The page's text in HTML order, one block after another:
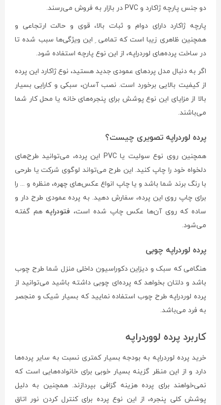
دو جنس پارچه ژاکارد و PVC در بازار به فروش می‌رسند.
پارچه ژاکارد دارای دوام و ثبات بالا، قوی و حالت ارتجاعی و
همچنین ظاهری زیبا است که تمامی ِ این ویژگی‌ها سبب شده تا
در ساخت پرده‌های لوردراپه، از این نوع پارچه استفاده شود.
اگر به دنبال مدل پردهای عمودی جدید هستید، نوع ژاکارد این پرده
از کیفیت بالایی برخورد است. نصب آسان، سبکی و کارایی بسیار
بالا از مزایای این نوع پوشش برای پنجره‌های خانه یا محل کار شما
می‌باشند.
پرده لوردراپه تصویری چیست؟
همچنین روی نوع سولیت یا PVC‌ این پرده، می‌توانید طرح‌های
دلخواه خود را چاپ کنید. این طرح می‌تواند لوگوی شرکت یا طرحی
با رنگ برند شما باشد و یا چاپ انواع عکس‌های چهره، منظره و ... را
برای چاپ روی این پرده، سفارش دهید. به پرده عمودی طرح دار و
ساده که روی آن‌ها عکس چاپ شده است، فتودراپه هم گفته
می‌شود.
پرده لوردراپه چوبی
هنگامی که سبک و دیزاین دکوراسیون داخلی منزل شما طرح چوب
باشد و دلتان بخواهد که پرده‌ای چوبی داشته باشید می‌توانید از
پرده لوردراپه طرح چوب استفاده نمایید که بسیار شیک و منجصر
به فرد می‌باشد.
کاربرد پرده لووردراپه
خرید پرده لوردراپه به بودجه بسیار کمتری نسبت به سایر پرده‌ها
دارد و از این منظر گزینه بسیار خوبی برای خانواده‌هایی است که
نمی‌خواهند برای پرده هزینه گزافی بپردازند. همچنین به دلیل
پوشش کلی پنجره، از این نوع پرده برای کنترل کردن نور اتاق